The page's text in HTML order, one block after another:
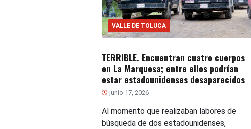
VALLE DE TOLUCA
TERRIBLE. Encuentran cuatro cuerpos
en La Marquesa; entre ellos podrían
estar estadounidenses desaparecidos
junio 17, 2026
Al momento que realizaban labores de
búsqueda de dos estadounidenses,